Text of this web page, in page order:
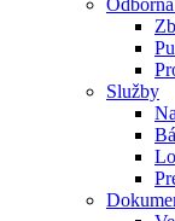
Služby